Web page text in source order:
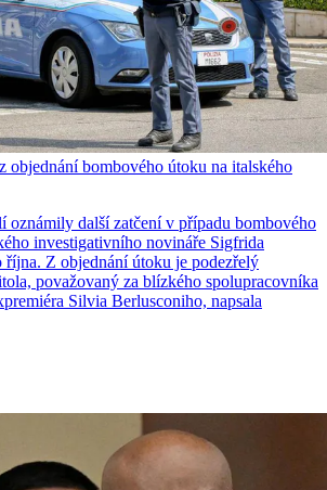
objednání bombového útoku na italského
oznámily další zatčení v případu bombového
investigativního novináře Sigfrida
října. Z objednání útoku je podezřelý
považovaný za blízkého spolupracovníka
Silvia Berlusconiho, napsala